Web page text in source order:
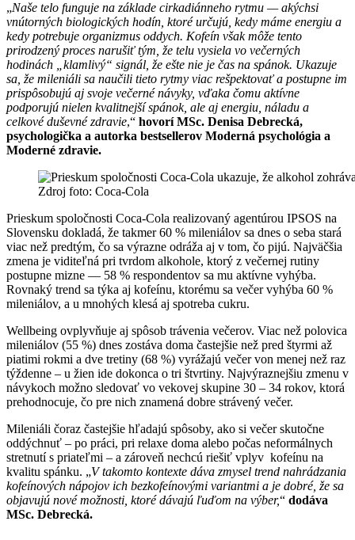
„Naše telo funguje na základe cirkadiánneho rytmu — akýchsi
vnútorných biologických hodín, ktoré určujú, kedy máme energiu a
kedy potrebuje organizmus oddych. Kofeín však môže tento
prirodzený proces narušiť tým, že telu vysiela vo večerných
hodinách „klamlivý“ signál, že ešte nie je čas na spánok. Ukazuje
sa, že mileniáli sa naučili tieto rytmy viac rešpektovať a postupne im
prispôsobujú aj svoje večerné návyky, vďaka čomu aktívne
podporujú nielen kvalitnejší spánok, ale aj energiu, náladu a
celkové duševné zdravie,“ hovorí MSc. Denisa Debrecká,
psychologička a autorka bestsellerov Moderná psychológia a
Moderné zdravie.
Zdroj foto: Coca-Cola
Prieskum spoločnosti Coca-Cola realizovaný agentúrou IPSOS na
Slovensku dokladá, že takmer 60 % mileniálov sa dnes o seba stará
viac než predtým, čo sa výrazne odráža aj v tom, čo pijú. Najväčšia
zmena je viditeľná pri tvrdom alkohole, ktorý z večernej rutiny
postupne mizne — 58 % respondentov sa mu aktívne vyhýba.
Rovnaký trend sa týka aj kofeínu, ktorému sa večer vyhýba 60 %
mileniálov, a u mnohých klesá aj spotreba cukru.
Wellbeing ovplyvňuje aj spôsob trávenia večerov. Viac než polovica
mileniálov (55 %) dnes zostáva doma častejšie než pred štyrmi až
piatimi rokmi a dve tretiny (68 %) vyrážajú večer von menej než raz
týždenne – u žien ide dokonca o tri štvrtiny. Najvýraznejšiu zmenu v
návykoch možno sledovať vo vekovej skupine 30 – 34 rokov, ktorá
prehodnocuje, čo pre nich znamená dobre strávený večer.
Mileniáli čoraz častejšie hľadajú spôsoby, ako si večer skutočne
oddýchnuť – po práci, pri relaxe doma alebo počas neformálnych
stretnutí s priateľmi – a zároveň nechcú riešiť vplyv kofeínu na
kvalitu spánku. „V takomto kontexte dáva zmysel trend nahrádzania
kofeínových nápojov ich bezkofeínovými variantmi a je dobré, že sa
objavujú nové možnosti, ktoré dávajú ľuďom na výber,“ dodáva
MSc. Debrecká.